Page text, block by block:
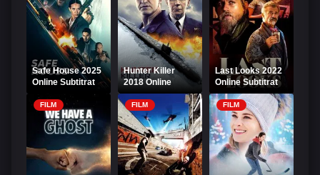
Safe House 2025
Online Subtitrat
Hunter Killer
2018 Online
Subtitrat
Last Looks 2022
Online Subtitrat
FILM FILM FILM